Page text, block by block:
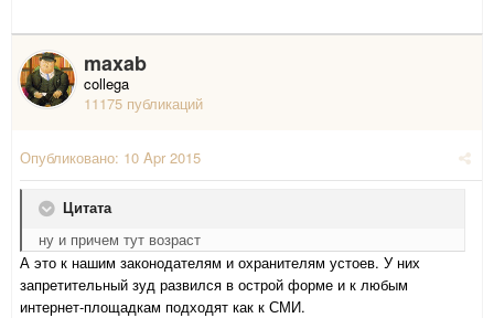
maxab
collega
11175 публикаций
Опубликовано: 10 Apr 2015
Цитата
ну и причем тут возраст
А это к нашим законодателям и охранителям устоев. У них
запретительный зуд развился в острой форме и к любым
интернет-площадкам подходят как к СМИ.